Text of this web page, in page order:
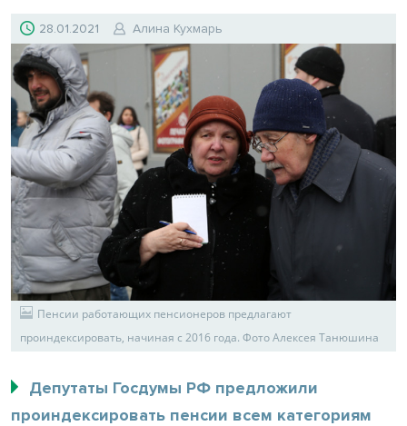
28.01.2021 Алина Кухмарь
Пенсии работающих пенсионеров предлагают
проиндексировать, начиная с 2016 года. Фото Алексея Танюшина
Депутаты Госдумы РФ предложили
проиндексировать пенсии всем категориям